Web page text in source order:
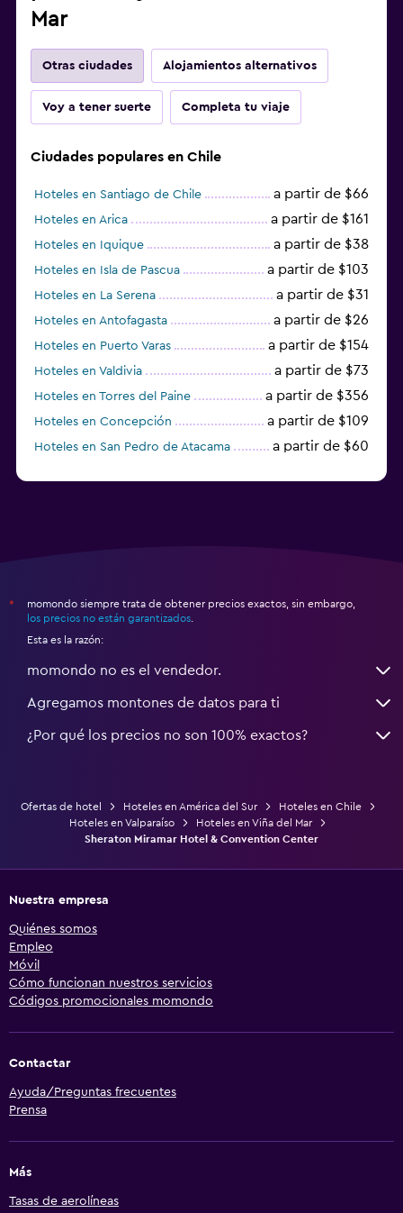
Mar
Otras ciudades Alojamientos alternativos
Voy a tener suerte Completa tu viaje
Ciudades populares en Chile
Hoteles en Santiago de Chile a partir de $66
Hoteles en Arica a partir de $161
Hoteles en Iquique a partir de $38
Hoteles en Isla de Pascua a partir de $103
Hoteles en La Serena a partir de $31
Hoteles en Antofagasta a partir de $26
Hoteles en Puerto Varas a partir de $154
Hoteles en Valdivia a partir de $73
Hoteles en Torres del Paine a partir de $356
Hoteles en Concepción a partir de $109
Hoteles en San Pedro de Atacama a partir de $60
*
momondo siempre trata de obtener precios exactos, sin embargo,
los precios no están garantizados
Esta es la razón:
momondo no es el vendedor.
Agregamos montones de datos para ti
¿Por qué los precios no son 100% exactos?
Ofertas de hotel Hoteles en América del Sur
Hoteles en Chile
Hoteles en Valparaíso
Hoteles en Viña del Mar
Sheraton Miramar Hotel & Convention Center
Nuestra empresa
Quiénes somos
Empleo
Móvil
Cómo funcionan nuestros servicios
Códigos promocionales momondo
Contactar
Ayuda/Preguntas frecuentes
Prensa
Más
Tasas de aerolíneas